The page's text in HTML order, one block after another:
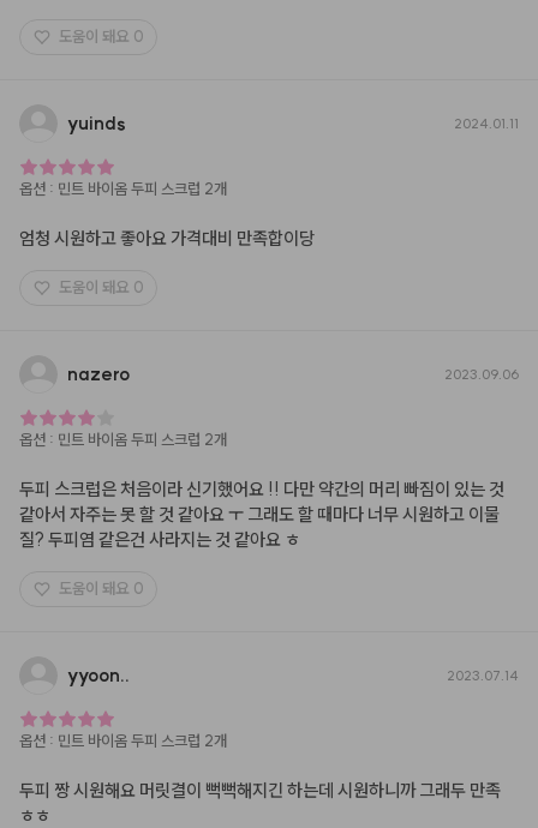
도움이 돼요 0
yuinds 2024.01.11
옵션 : 민트 바이옴 두피 스크럽 2개
엄청 시원하고 좋아요 가격대비 만족합이당
도움이 돼요 0
nazero 2023.09.06
옵션 : 민트 바이옴 두피 스크럽 2개
두피 스크럽은 처음이라 신기했어요 !! 다만 약간의 머리 빠짐이 있는 것
같아서 자주는 못 할 것 같아요 ㅜ 그래도 할 때마다 너무 시원하고 이물
질? 두피염 같은건 사라지는 것 같아요 ㅎ
도움이 돼요 0
yyoon.. 2023.07.14
옵션 : 민트 바이옴 두피 스크럽 2개
두피 짱 시원해요 머릿결이 뻑뻑해지긴 하는데 시원하니까 그래두 만족
ㅎㅎ